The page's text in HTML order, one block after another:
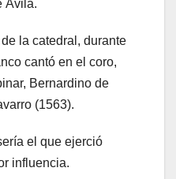
Ávila.
la catedral, durante
cantó en el coro,
Bernardino de
(1563).
el que ejerció
influencia.